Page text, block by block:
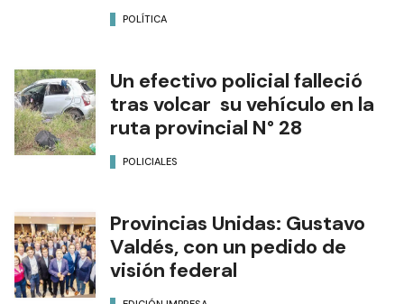
POLÍTICA
Un efectivo policial falleció
tras volcar su vehículo en la
ruta provincial N° 28
POLICIALES
Provincias Unidas: Gustavo
Valdés, con un pedido de
visión federal